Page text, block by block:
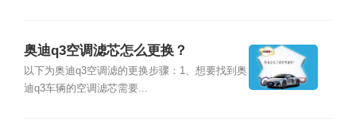
奥迪q3空调滤芯怎么更换？
以下为奥迪q3空调滤的更换步骤：1、想要找到奥
迪q3车辆的空调滤芯需要...